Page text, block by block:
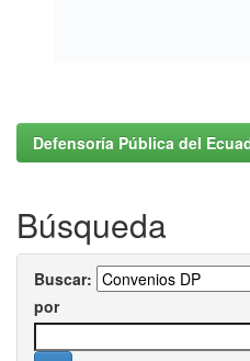
Defensoría Pública del
Búsqueda
Buscar:
por